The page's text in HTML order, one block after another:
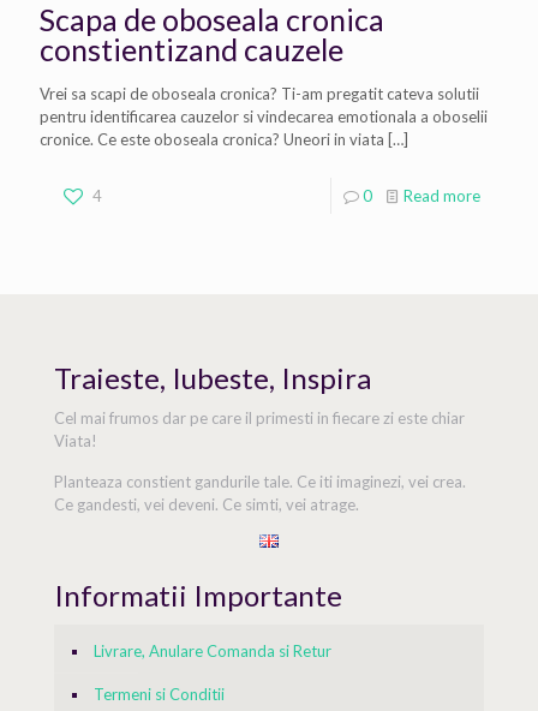
Scapa de oboseala cronica
constientizand cauzele
Vrei sa scapi de oboseala cronica? Ti-am pregatit cateva solutii
pentru identificarea cauzelor si vindecarea emotionala a oboselii
cronice. Ce este oboseala cronica? Uneori in viata […]
4 0 Read more
Traieste, Iubeste, Inspira
Cel mai frumos dar pe care il primesti in fiecare zi este chiar
Viata!
Planteaza constient gandurile tale. Ce iti imaginezi, vei crea.
Ce gandesti, vei deveni. Ce simti, vei atrage.
Informatii Importante
Livrare, Anulare Comanda si Retur
Termeni si Conditii